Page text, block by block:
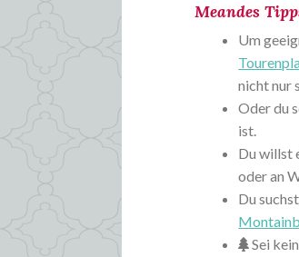
Meandes
Um
nicht nur
Oder du
ist.
Du willst
oder an
Du
Sei